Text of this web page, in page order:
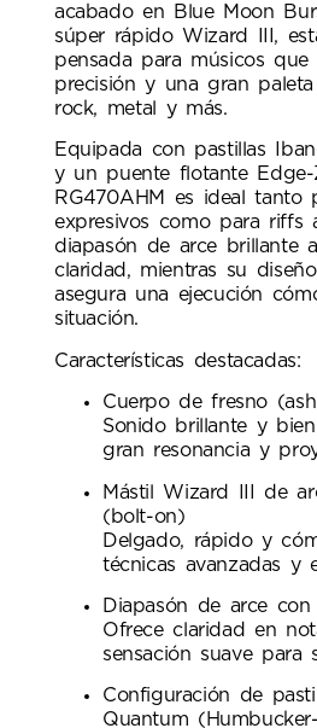
acabado en Blue Moon
súper rápido Wizard III,
pensada para músicos que
precisión y una gran
rock, metal y más.
Equipada con pastillas
y un puente flotante Edge-
RG470AHM es ideal tanto
expresivos como para riffs
diapasón de arce brillante
claridad, mientras su
asegura una ejecución
situación.
Características destacadas:
Cuerpo de fresno
Sonido brillante y
gran resonancia y
Mástil Wizard III de
(bolt-on)
Delgado, rápido y
técnicas avanzadas y
Diapasón de arce
Ofrece claridad en
sensación suave para
Configuración de
Quantum